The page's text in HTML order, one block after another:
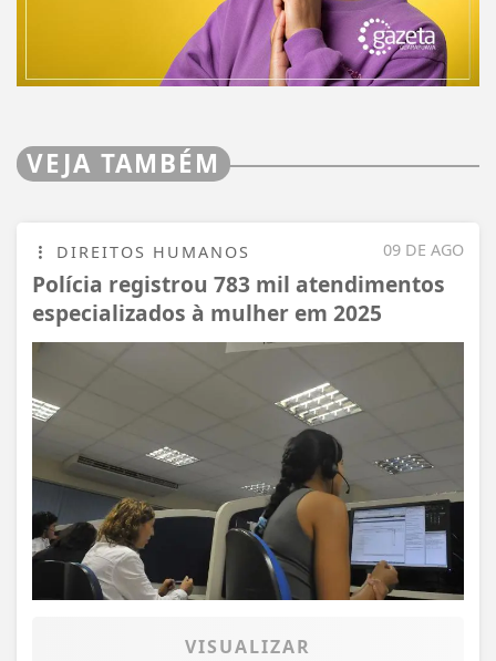
VEJA TAMBÉM
09 DE AGO
DIREITOS HUMANOS
Polícia registrou 783 mil atendimentos
especializados à mulher em 2025
VISUALIZAR